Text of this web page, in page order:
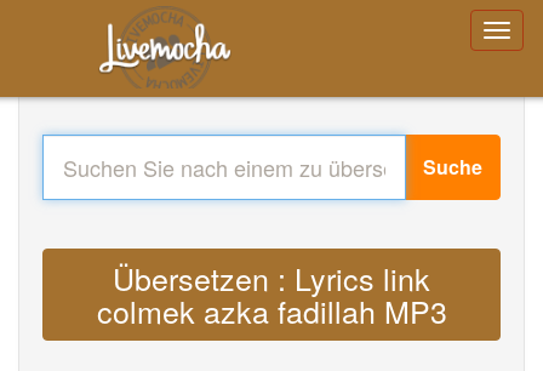
Suche
Übersetzen : Lyrics link
colmek azka fadillah MP3